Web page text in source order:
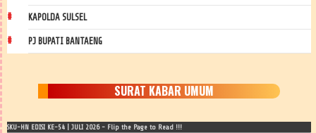
KAPOLDA SULSEL
PJ BUPATI BANTAENG
SURAT KABAR UMUM
SKU-HN EDISI KE-54 | JULI 2026 - Flip the Page to Read !!!